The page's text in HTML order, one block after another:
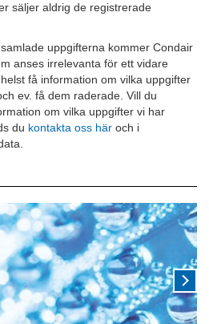
säljer aldrig de registrerade
uppgifterna kommer Condair
anses irrelevanta för ett vidare
få information om vilka uppgifter
ev. få dem raderade. Vill du
om vilka uppgifter vi har
du kontakta oss här och i